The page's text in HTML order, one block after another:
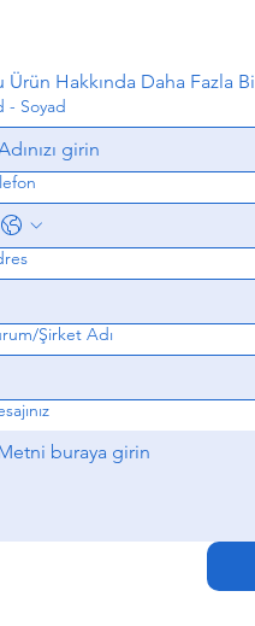
Ürün Hakkında Daha Fazla
- Soyad
Şirket Adı